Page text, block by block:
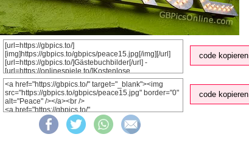
code kopieren
code kopieren